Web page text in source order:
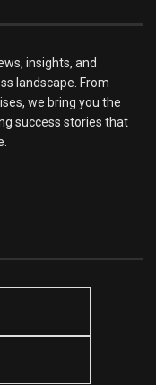
insights, and
landscape. From
we bring you the
success stories that